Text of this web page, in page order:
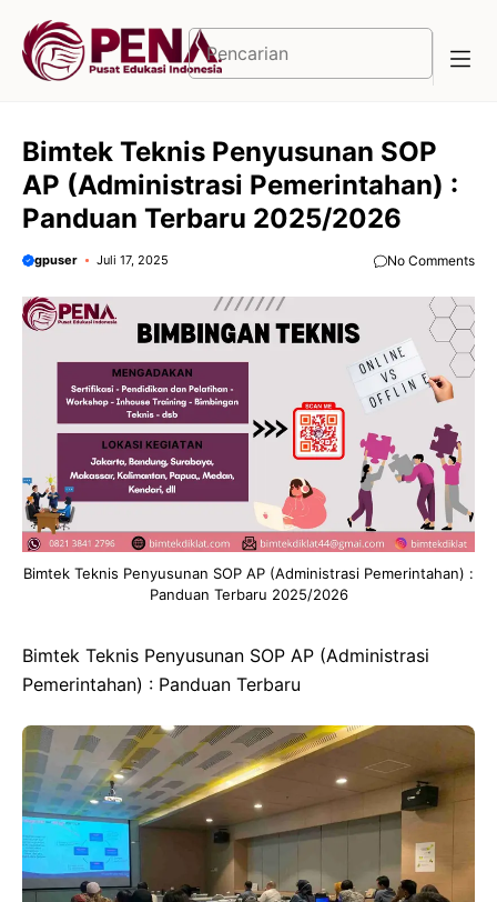
Cari
Bimtek Teknis Penyusunan SOP
AP (Administrasi Pemerintahan) :
Panduan Terbaru 2025/2026
gpuser Juli 17, 2025 No Comments
Bimtek Teknis Penyusunan SOP AP (Administrasi Pemerintahan) :
Panduan Terbaru 2025/2026
Bimtek Teknis Penyusunan SOP AP (Administrasi
Pemerintahan) : Panduan Terbaru